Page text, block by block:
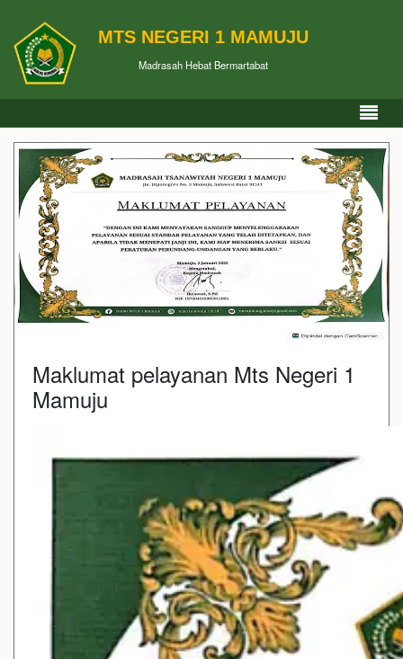
MTS NEGERI 1 MAMUJU
Madrasah Hebat Bermartabat
Maklumat pelayanan Mts Negeri 1
Mamuju